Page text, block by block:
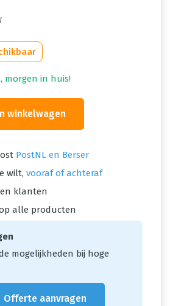
morgen in huis!
winkelwagen
PostNL en Berser
wilt, vooraf of achteraf
klanten
alle producten
mogelijkheden bij hoge
Offerte aanvragen